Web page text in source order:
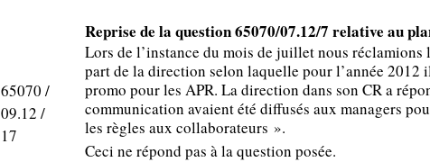
65070 /
09.12 /
17
Reprise de la question 65070/07.12/7 relative au
Lors de l’instance du mois de juillet nous réclamions
part de la direction selon laquelle pour l’année 2012
promo pour les APR. La direction dans son CR a
communication avaient été diffusés aux managers
les règles aux collaborateurs ».
Ceci ne répond pas à la question posée.